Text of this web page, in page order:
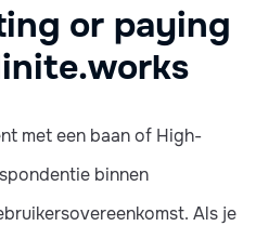
or paying
met een baan of High-
binnen
Als je